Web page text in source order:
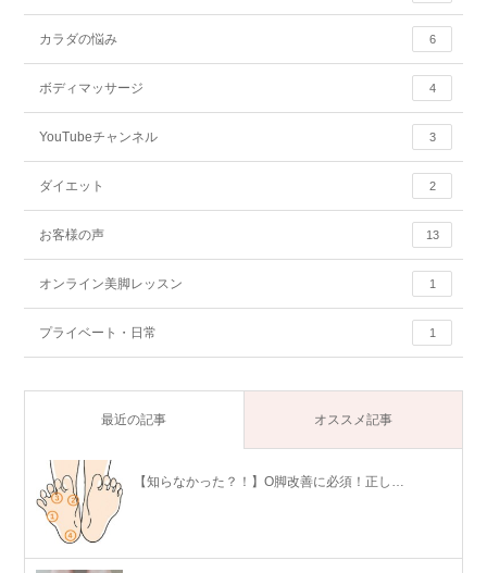
カラダの悩み 6
ボディマッサージ 4
YouTubeチャンネル 3
ダイエット 2
お客様の声 13
オンライン美脚レッスン 1
プライベート・日常 1
最近の記事 オススメ記事
【知らなかった？！】O脚改善に必須！正し…